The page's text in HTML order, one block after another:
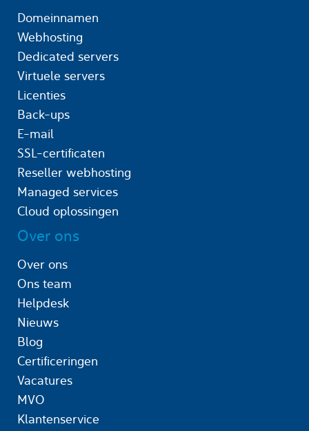
Domeinnamen
Webhosting
Dedicated servers
Virtuele servers
Licenties
Back-ups
E-mail
SSL-certificaten
Reseller webhosting
Managed services
Cloud oplossingen
Over ons
Over ons
Ons team
Helpdesk
Nieuws
Blog
Certificeringen
Vacatures
MVO
Klantenservice